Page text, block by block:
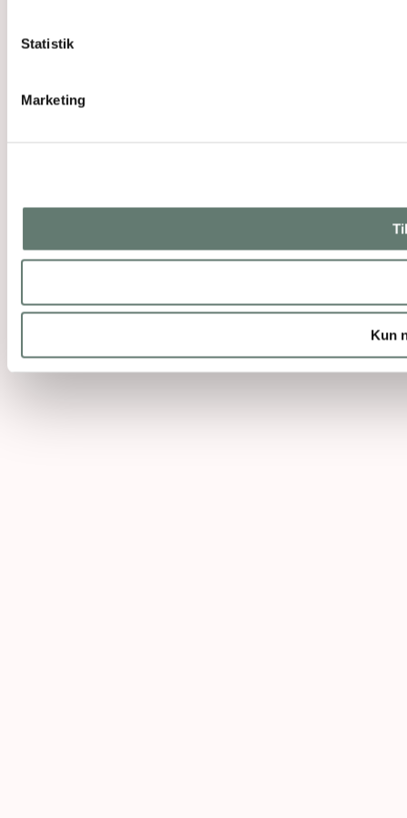
Statistik
Marketing
Kun